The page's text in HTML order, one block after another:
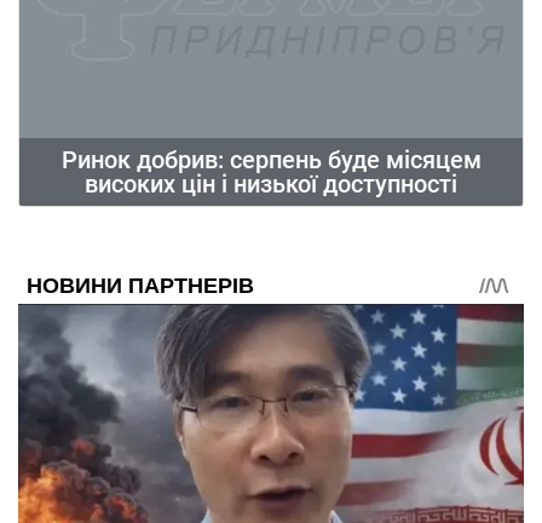
Ринок добрив: серпень буде місяцем
високих цін і низької доступності